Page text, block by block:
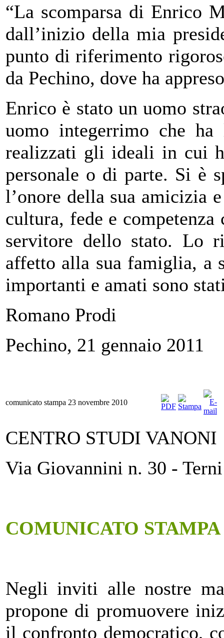
“La scomparsa di Enrico
dall’inizio della mia
punto di riferimento
da Pechino, dove ha
Enrico è stato un uomo
uomo integerrimo che
realizzati gli ideali in cui
personale o di parte. Si è
l’onore della sua amicizia
cultura, fede e competenza
servitore dello stato. Lo
affetto alla sua famiglia, a
importanti e amati sono
Romano Prodi
Pechino, 21 gennaio 2011
comunicato stampa 23 novembre 2010
CENTRO STUDI VANONI
Via Giovannini n. 30 - Terni
COMUNICATO STAMPA
Negli inviti alle nostre
propone di promuovere
il confronto democratico,